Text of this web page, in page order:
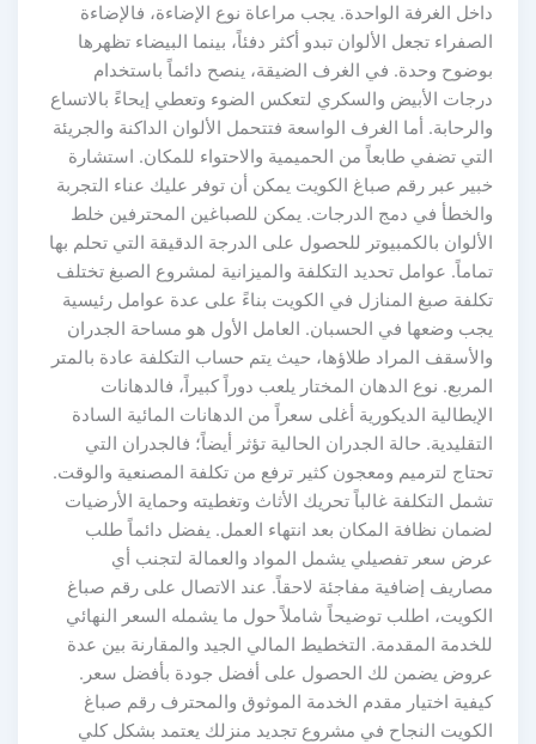
داخل الغرفة الواحدة. يجب مراعاة نوع الإضاءة، فالإضاءة
الصفراء تجعل الألوان تبدو أكثر دفئاً، بينما البيضاء تظهرها
بوضوح وحدة. في الغرف الضيقة، ينصح دائماً باستخدام
درجات الأبيض والسكري لتعكس الضوء وتعطي إيحاءً بالاتساع
والرحابة. أما الغرف الواسعة فتتحمل الألوان الداكنة والجريئة
التي تضفي طابعاً من الحميمية والاحتواء للمكان. استشارة
خبير عبر رقم صباغ الكويت يمكن أن توفر عليك عناء التجربة
والخطأ في دمج الدرجات. يمكن للصباغين المحترفين خلط
الألوان بالكمبيوتر للحصول على الدرجة الدقيقة التي تحلم بها
تماماً. عوامل تحديد التكلفة والميزانية لمشروع الصبغ تختلف
تكلفة صبغ المنازل في الكويت بناءً على عدة عوامل رئيسية
يجب وضعها في الحسبان. العامل الأول هو مساحة الجدران
والأسقف المراد طلاؤها، حيث يتم حساب التكلفة عادة بالمتر
المربع. نوع الدهان المختار يلعب دوراً كبيراً، فالدهانات
الإيطالية الديكورية أغلى سعراً من الدهانات المائية السادة
التقليدية. حالة الجدران الحالية تؤثر أيضاً؛ فالجدران التي
تحتاج لترميم ومعجون كثير ترفع من تكلفة المصنعية والوقت.
تشمل التكلفة غالباً تحريك الأثاث وتغطيته وحماية الأرضيات
لضمان نظافة المكان بعد انتهاء العمل. يفضل دائماً طلب
عرض سعر تفصيلي يشمل المواد والعمالة لتجنب أي
مصاريف إضافية مفاجئة لاحقاً. عند الاتصال على رقم صباغ
الكويت، اطلب توضيحاً شاملاً حول ما يشمله السعر النهائي
للخدمة المقدمة. التخطيط المالي الجيد والمقارنة بين عدة
عروض يضمن لك الحصول على أفضل جودة بأفضل سعر.
كيفية اختيار مقدم الخدمة الموثوق والمحترف رقم صباغ
الكويت النجاح في مشروع تجديد منزلك يعتمد بشكل كلي